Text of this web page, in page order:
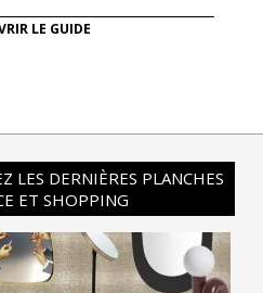
LE GUIDE
LES DERNIÈRES PLANCHES
ET SHOPPING